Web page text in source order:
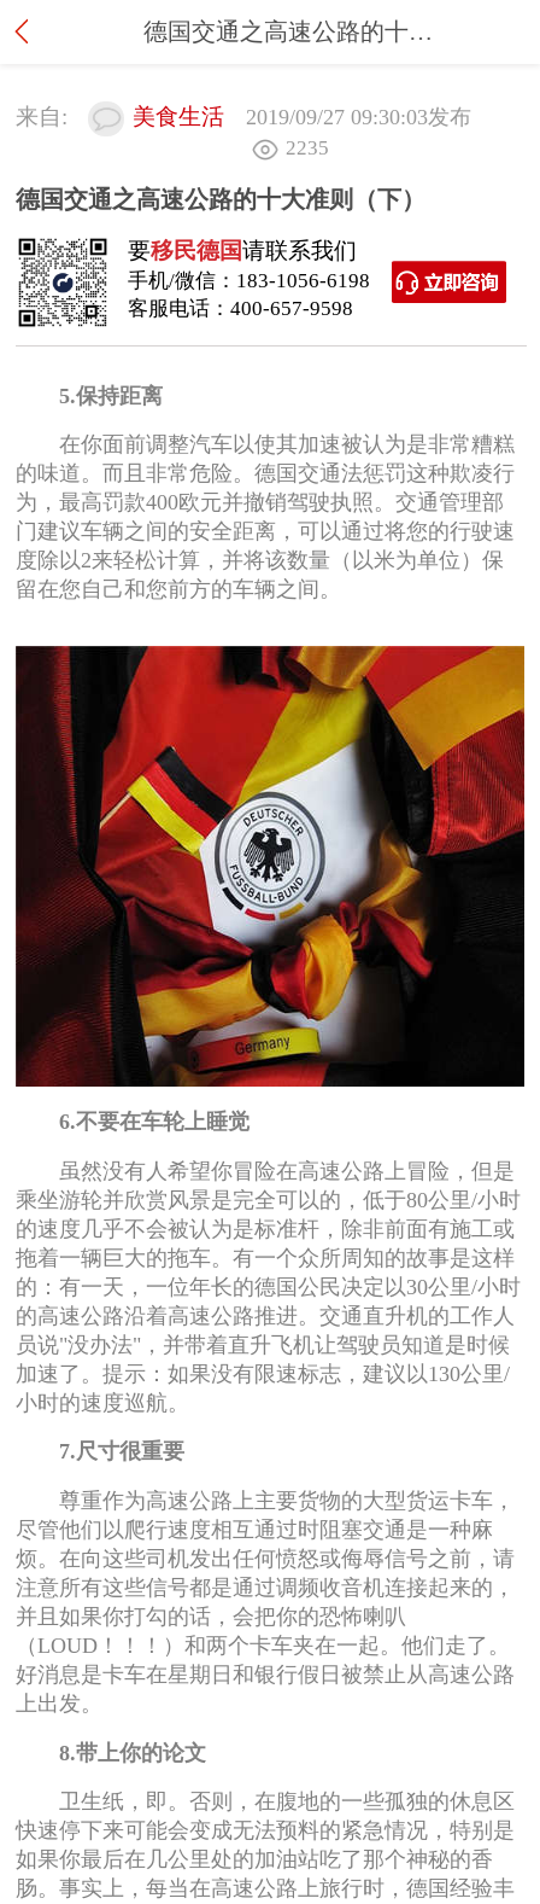
德国交通之高速公路的十大准则（下）
来自: 美食生活 2019/09/27 09:30:03发布
2235
德国交通之高速公路的十大准则（下）
要移民德国请联系我们
手机/微信： 183-1056-6198
客服电话： 400-657-9598
5.保持距离
在你面前调整汽车以使其加速被认为是非常糟糕
的味道。而且非常危险。德国交通法惩罚这种欺凌行
为，最高罚款400欧元并撤销驾驶执照。交通管理部
门建议车辆之间的安全距离，可以通过将您的行驶速
度除以2来轻松计算，并将该数量（以米为单位）保
留在您自己和您前方的车辆之间。
6.不要在车轮上睡觉
虽然没有人希望你冒险在高速公路上冒险，但是
乘坐游轮并欣赏风景是完全可以的，低于80公里/小时
的速度几乎不会被认为是标准杆，除非前面有施工或
拖着一辆巨大的拖车。有一个众所周知的故事是这样
的：有一天，一位年长的德国公民决定以30公里/小时
的高速公路沿着高速公路推进。交通直升机的工作人
员说"没办法"，并带着直升飞机让驾驶员知道是时候
加速了。提示：如果没有限速标志，建议以130公里/
小时的速度巡航。
7.尺寸很重要
尊重作为高速公路上主要货物的大型货运卡车，
尽管他们以爬行速度相互通过时阻塞交通是一种麻
烦。在向这些司机发出任何愤怒或侮辱信号之前，请
注意所有这些信号都是通过调频收音机连接起来的，
并且如果你打勾的话，会把你的恐怖喇叭
（LOUD！！！）和两个卡车夹在一起。他们走了。
好消息是卡车在星期日和银行假日被禁止从高速公路
上出发。
8.带上你的论文
卫生纸，即。否则，在腹地的一些孤独的休息区
快速停下来可能会变成无法预料的紧急情况，特别是
如果你最后在几公里处的加油站吃了那个神秘的香
肠。事实上，每当在高速公路上旅行时，德国经验丰